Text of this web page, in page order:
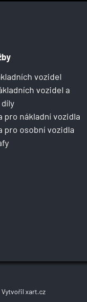
vozidel
vozidel a
pro nákladní vozidla
pro osobní vozidla
Vytvořil xart.cz